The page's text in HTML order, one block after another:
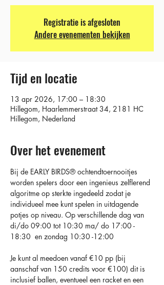
Registratie is afgesloten
Andere evenementen bekijken
Tijd en locatie
13 apr 2026, 17:00 – 18:30
Hillegom, Haarlemmerstraat 34, 2181 HC
Hillegom, Nederland
Over het evenement
Bij de EARLY BIRDS®️ ochtendtoernooitjes
worden spelers door een ingenieus zelflerend
algoritme op sterkte ingedeeld zodat je
individueel mee kunt spelen in uitdagende
potjes op niveau. Op verschillende dag van
di/do 09:00 tot 10:30 ma/ do 17:00 -
18:30  en zondag 10:30 -12:00
Je kunt al meedoen vanaf €10 pp (bij
aanschaf van 150 credits voor €100) dit is
inclusief ballen, eventueel een racket en een